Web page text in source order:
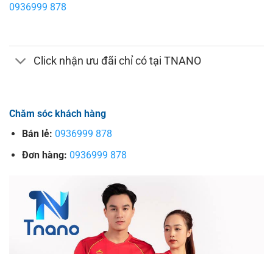
0936999 878
Click nhận ưu đãi chỉ có tại TNANO
Chăm sóc khách hàng
Bán lẻ: 0936999 878
Đơn hàng: 0936999 878